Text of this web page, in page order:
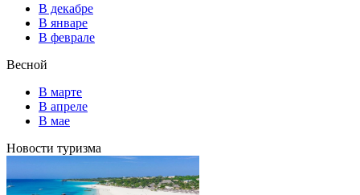
В декабре
В январе
В феврале
Весной
В марте
В апреле
В мае
Новости туризма